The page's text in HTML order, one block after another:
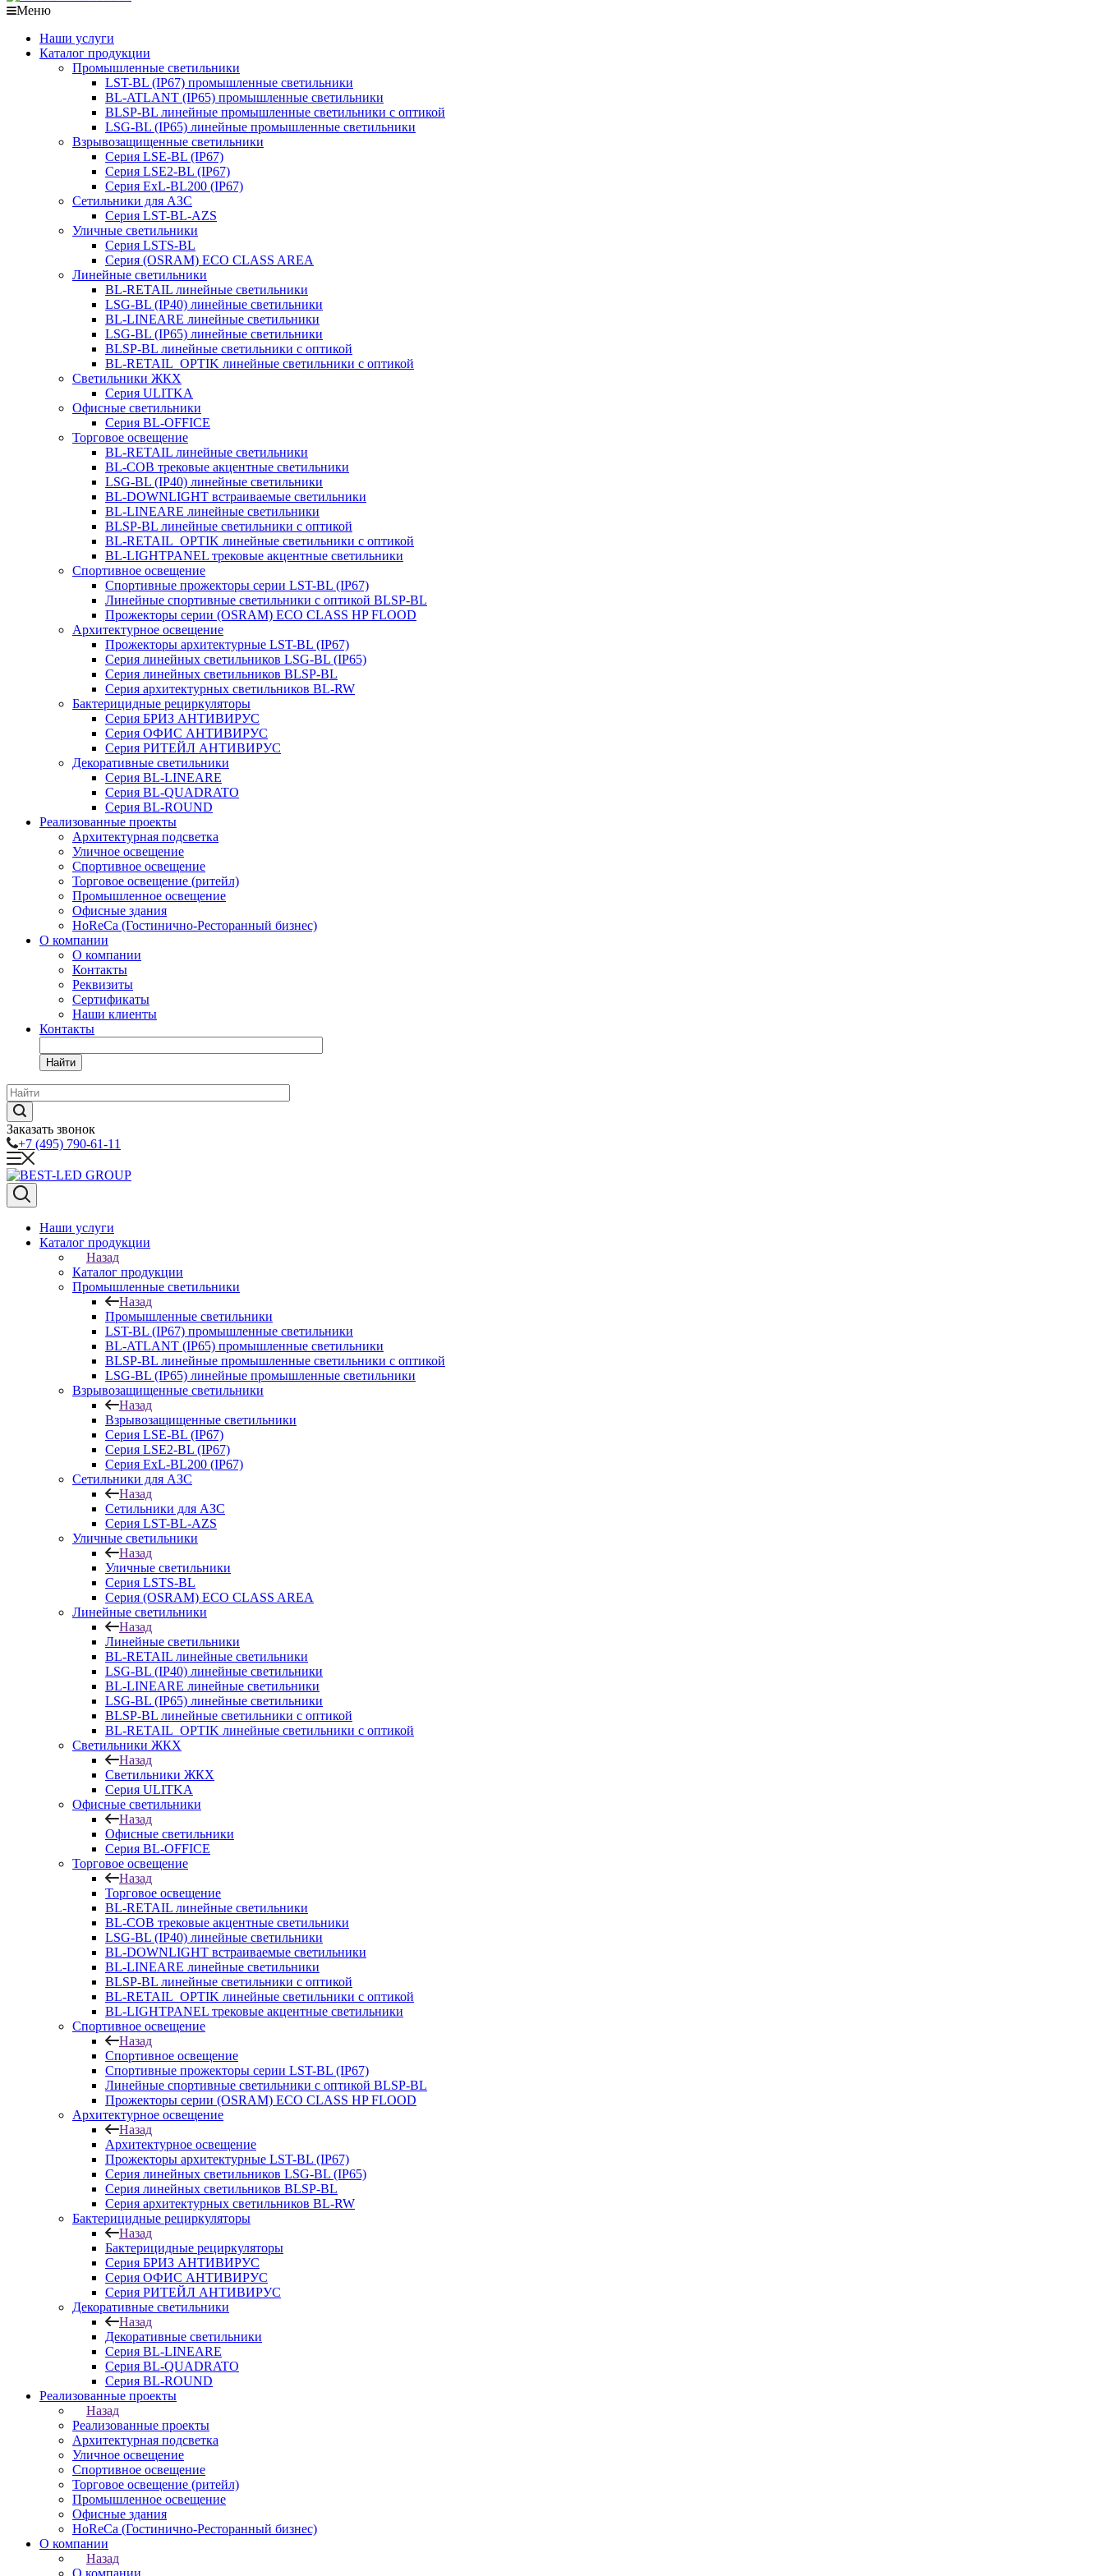
Меню
Наши услуги
Каталог продукции
Промышленные светильники
LST-BL (IP67) промышленные светильники
BL-ATLANT (IP65) промышленные светильники
BLSP-BL линейные промышленные светильники с оптикой
LSG-BL (IP65) линейные промышленные светильники
Взрывозащищенные светильники
Серия LSE-BL (IP67)
Серия LSE2-BL (IP67)
Серия ExL-BL200 (IP67)
Сетильники для АЗС
Серия LST-BL-AZS
Уличные светильники
Серия LSTS-BL
Серия (ОSRAM) ECO CLASS AREA
Линейные светильники
BL-RETAIL линейные светильники
LSG-BL (IP40) линейные светильники
BL-LINEARE линейные светильники
LSG-BL (IP65) линейные светильники
BLSP-BL линейные светильники с оптикой
BL-RETAIL_OPTIK линейные светильники с оптикой
Светильники ЖКХ
Серия ULITKA
Офисные светильники
Серия BL-OFFICE
Торговое освещение
BL-RETAIL линейные светильники
BL-COB трековые акцентные светильники
LSG-BL (IP40) линейные светильники
BL-DOWNLIGHT встраиваемые светильники
BL-LINEARE линейные светильники
BLSP-BL линейные светильники с оптикой
BL-RETAIL_OPTIK линейные светильники с оптикой
BL-LIGHTPANEL трековые акцентные светильники
Спортивное освещение
Спортивные прожекторы серии LST-BL (IP67)
Линейные спортивные светильники с оптикой BLSP-BL
Прожекторы серии (OSRAM) ECO CLASS HP FLOOD
Архитектурное освещение
Прожекторы архитектурные LST-BL (IP67)
Серия линейных светильников LSG-BL (IP65)
Серия линейных светильников BLSP-BL
Серия архитектурных светильников BL-RW
Бактерицидные рециркуляторы
Серия БРИЗ АНТИВИРУС
Серия ОФИС АНТИВИРУС
Серия РИТЕЙЛ АНТИВИРУС
Декоративные светильники
Серия BL-LINEARE
Серия BL-QUADRATO
Серия BL-ROUND
Реализованные проекты
Архитектурная подсветка
Уличное освещение
Спортивное освещение
Торговое освещение (ритейл)
Промышленное освещение
Офисные здания
HoReCa (Гостинично-Ресторанный бизнес)
О компании
О компании
Контакты
Реквизиты
Сертификаты
Наши клиенты
Контакты
Найти
Заказать звонок
+7 (495) 790-61-11
Наши услуги
Каталог продукции
Назад
Каталог продукции
Промышленные светильники
Назад
Промышленные светильники
LST-BL (IP67) промышленные светильники
BL-ATLANT (IP65) промышленные светильники
BLSP-BL линейные промышленные светильники с оптикой
LSG-BL (IP65) линейные промышленные светильники
Взрывозащищенные светильники
Назад
Взрывозащищенные светильники
Серия LSE-BL (IP67)
Серия LSE2-BL (IP67)
Серия ExL-BL200 (IP67)
Сетильники для АЗС
Назад
Сетильники для АЗС
Серия LST-BL-AZS
Уличные светильники
Назад
Уличные светильники
Серия LSTS-BL
Серия (ОSRAM) ECO CLASS AREA
Линейные светильники
Назад
Линейные светильники
BL-RETAIL линейные светильники
LSG-BL (IP40) линейные светильники
BL-LINEARE линейные светильники
LSG-BL (IP65) линейные светильники
BLSP-BL линейные светильники с оптикой
BL-RETAIL_OPTIK линейные светильники с оптикой
Светильники ЖКХ
Назад
Светильники ЖКХ
Серия ULITKA
Офисные светильники
Назад
Офисные светильники
Серия BL-OFFICE
Торговое освещение
Назад
Торговое освещение
BL-RETAIL линейные светильники
BL-COB трековые акцентные светильники
LSG-BL (IP40) линейные светильники
BL-DOWNLIGHT встраиваемые светильники
BL-LINEARE линейные светильники
BLSP-BL линейные светильники с оптикой
BL-RETAIL_OPTIK линейные светильники с оптикой
BL-LIGHTPANEL трековые акцентные светильники
Спортивное освещение
Назад
Спортивное освещение
Спортивные прожекторы серии LST-BL (IP67)
Линейные спортивные светильники с оптикой BLSP-BL
Прожекторы серии (OSRAM) ECO CLASS HP FLOOD
Архитектурное освещение
Назад
Архитектурное освещение
Прожекторы архитектурные LST-BL (IP67)
Серия линейных светильников LSG-BL (IP65)
Серия линейных светильников BLSP-BL
Серия архитектурных светильников BL-RW
Бактерицидные рециркуляторы
Назад
Бактерицидные рециркуляторы
Серия БРИЗ АНТИВИРУС
Серия ОФИС АНТИВИРУС
Серия РИТЕЙЛ АНТИВИРУС
Декоративные светильники
Назад
Декоративные светильники
Серия BL-LINEARE
Серия BL-QUADRATO
Серия BL-ROUND
Реализованные проекты
Назад
Реализованные проекты
Архитектурная подсветка
Уличное освещение
Спортивное освещение
Торговое освещение (ритейл)
Промышленное освещение
Офисные здания
HoReCa (Гостинично-Ресторанный бизнес)
О компании
Назад
О компании